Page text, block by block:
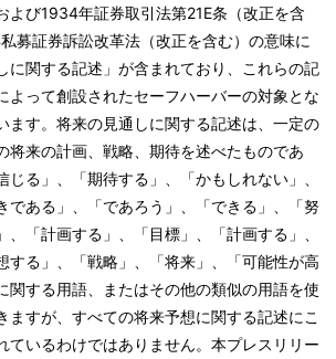
よび1934年証券取引法第21E条（改正を含
募証券訴訟改革法（改正を含む）の意味に
に関する記述」が含まれており、これらの記
よって創設されたセーフハーバーの対象とな
ます。将来の見通しに関する記述は、一定の
将来の計画、戦略、期待を述べたものであ
じる」、「期待する」、「かもしれない」、
である」、「であろう」、「できる」、「努
、「計画する」、「目標」、「計画する」、
する」、「戦略」、「将来」、「可能性が高
関する用語、またはその他の類似の用語を使
ますが、すべての将来予想に関する記述にこ
ているわけではありません。本プレスリリー